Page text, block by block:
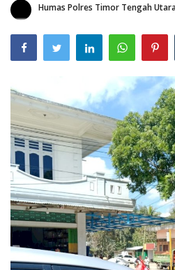
Binkam
Lantas
OPINI
Humas Polres Timor Tengah